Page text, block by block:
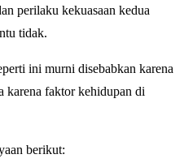
perilaku kekuasaan kedua
tidak.
ini murni disebabkan karena
karena faktor kehidupan di
berikut: